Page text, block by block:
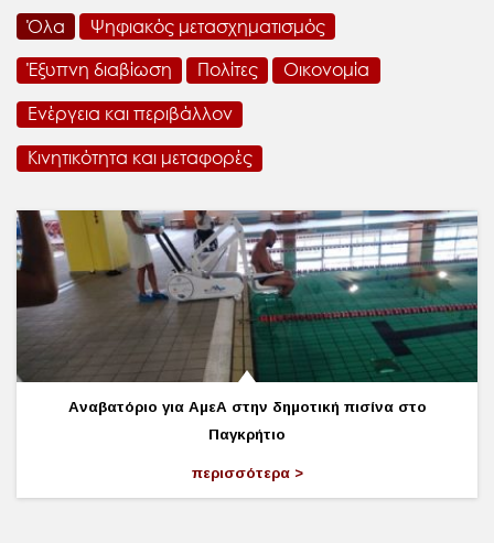
Όλα
Ψηφιακός μετασχηματισμός
Έξυπνη διαβίωση
Πολίτες
Οικονομία
Ενέργεια και περιβάλλον
Κινητικότητα και μεταφορές
Αναβατόριο για ΑμεΑ στην δημοτική πισίνα στο
Παγκρήτιο
περισσότερα